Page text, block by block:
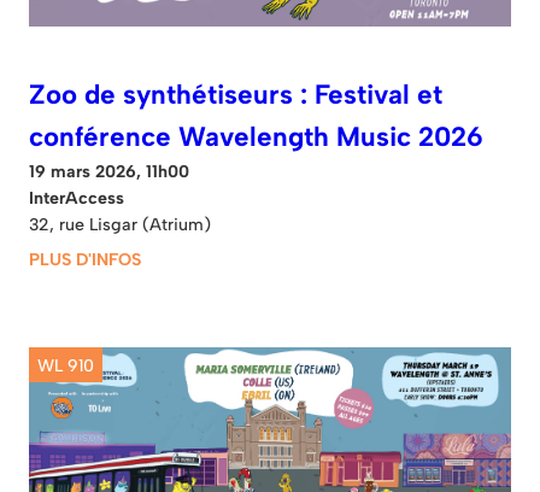
Zoo de synthétiseurs : Festival et
conférence Wavelength Music 2026
19 mars 2026, 11h00
InterAccess
32, rue Lisgar (Atrium)
PLUS D'INFOS
WL 910